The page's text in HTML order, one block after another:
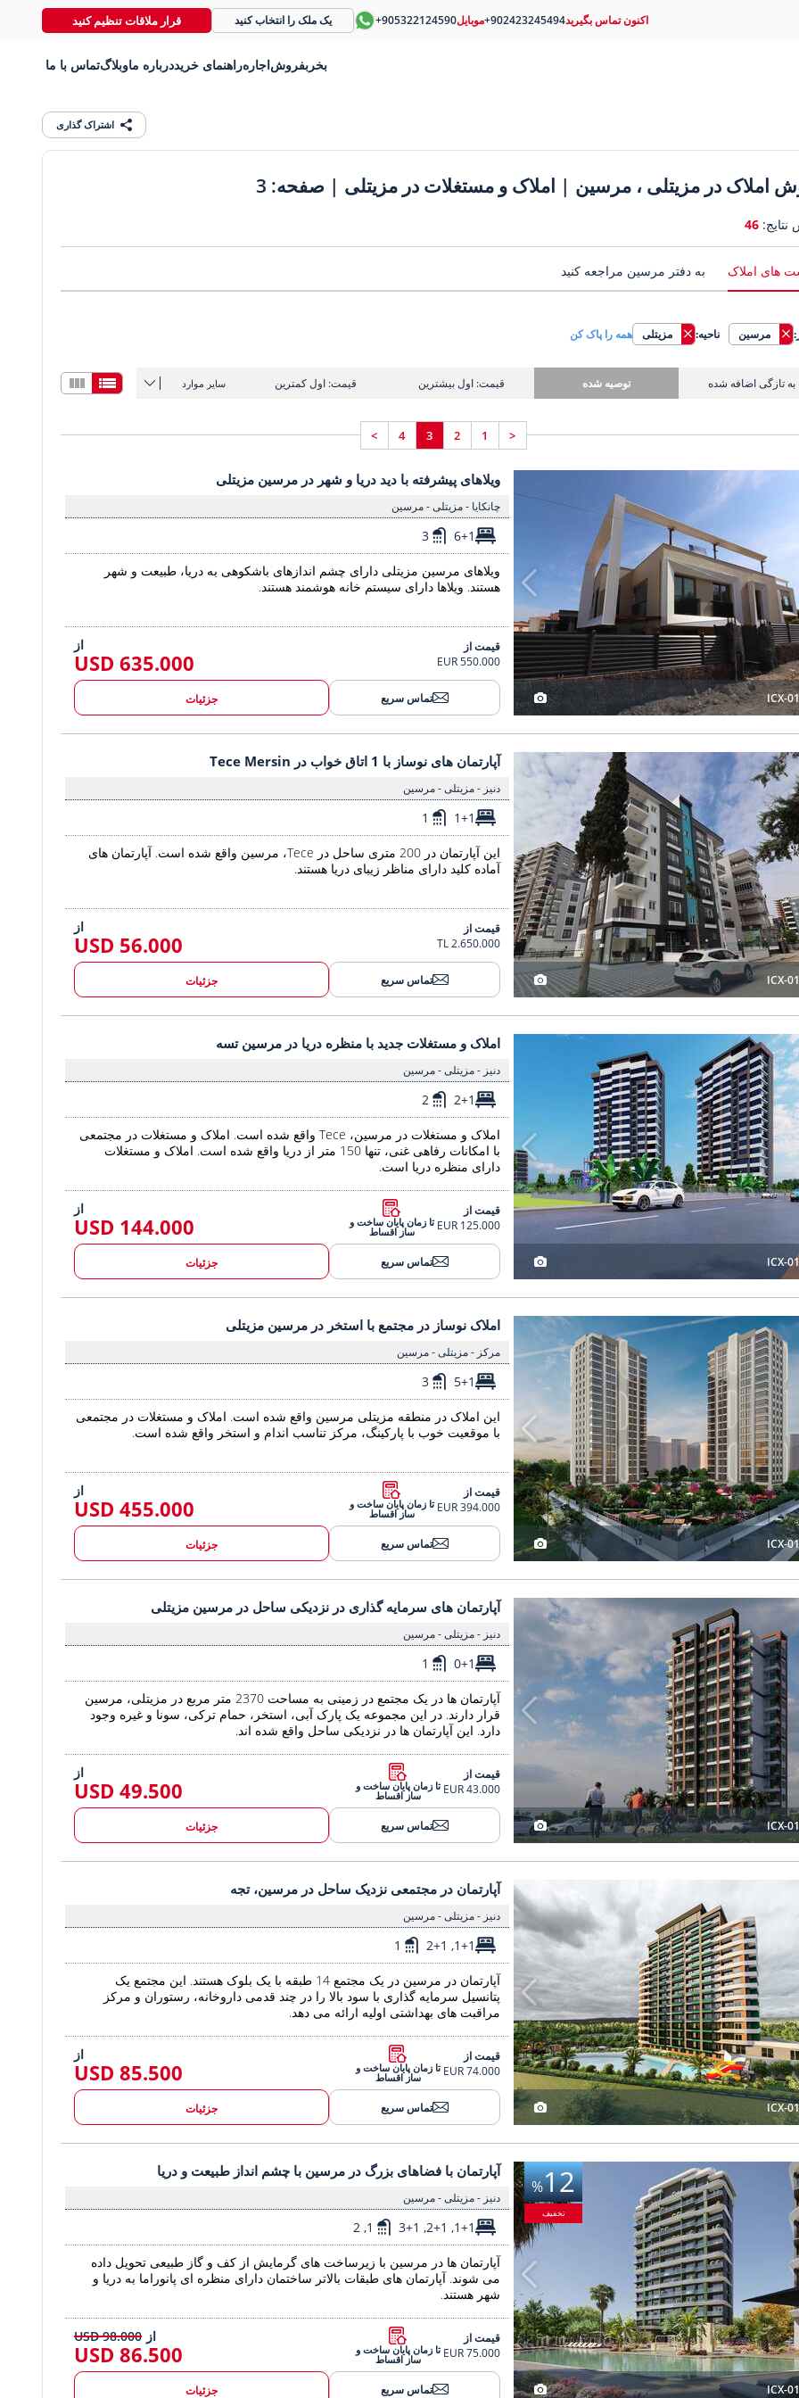
اشتراک گذاری
املاک در مزیتلی ، مرسین | املاک و مستغلات در مزیتلی | صفحه: 3
نتایج: 46
های املاک به دفتر مرسین مراجعه کنید
مرسین ناحیه: مزیتلی همه را پاک کن
به تازگی اضافه شده توصیه شده قیمت: اول بیشترین قیمت: اول کمترین سایر موارد
<
1
2
3
4
>
ویلاهای پیشرفته با دید دریا و شهر در مرسین مزیتلی 2
ICX-
ویلاهای پیشرفته با دید دریا و شهر در مرسین مزیتلی
چانکایا - مزیتلی - مرسین
6+1
3
ویلاهای مرسین مزیتلی دارای چشم اندازهای باشکوهی به دریا، طبیعت و شهر
هستند. ویلاها دارای سیستم خانه هوشمند هستند.
قیمت از
550.000 EUR
از
635.000 USD
تماس سریع جزئیات
آپارتمان های نوساز با 1 اتاق خواب در Tece Mersin 2 آپارتمان های نوساز با 1 اتاق خواب در Tece Mersin 3
ICX-
آپارتمان های نوساز با 1 اتاق خواب در Tece Mersin
دنیز - مزیتلی - مرسین
1+1
1
این آپارتمان در 200 متری ساحل در Tece، مرسین واقع شده است. آپارتمان های
آماده کلید دارای مناظر زیبای دریا هستند.
قیمت از
2.650.000 TL
از
56.000 USD
تماس سریع جزئیات
املاک و مستغلات جدید با منظره دریا در مرسین تسه 2 املاک و مستغلات جدید با منظره دریا در مرسین تسه 3
ICX-
املاک و مستغلات جدید با منظره دریا در مرسین تسه
دنیز - مزیتلی - مرسین
2+1
2
املاک و مستغلات در مرسین، Tece واقع شده است. املاک و مستغلات در مجتمعی
با امکانات رفاهی غنی، تنها 150 متر از دریا واقع شده است. املاک و مستغلات
دارای منظره دریا است.
قیمت از
125.000 EUR
تا زمان پایان ساخت و
ساز اقساط
از
144.000 USD
تماس سریع جزئیات
املاک نوساز در مجتمع با استخر در مرسین مزیتلی 2 املاک نوساز در مجتمع با استخر در مرسین مزیتلی 3
ICX-
املاک نوساز در مجتمع با استخر در مرسین مزیتلی
مرکز - مزیتلی - مرسین
5+1
3
این املاک در منطقه مزیتلی مرسین واقع شده است. املاک و مستغلات در مجتمعی
با موقعیت خوب با پارکینگ، مرکز تناسب اندام و استخر واقع شده است.
قیمت از
394.000 EUR
تا زمان پایان ساخت و
ساز اقساط
از
455.000 USD
تماس سریع جزئیات
آپارتمان های سرمایه گذاری در نزدیکی ساحل در آپارتمان های سرمایه گذاری در نزدیکی ساحل در مرسین مزیتلی 2 های سرمایه گذاری در نزدیکی ساحل در مرسین مزیتلی 3
ICX-
آپارتمان های سرمایه گذاری در نزدیکی ساحل در مرسین مزیتلی
دنیز - مزیتلی - مرسین
0+1
1
آپارتمان ها در یک مجتمع در زمینی به مساحت 2370 متر مربع در مزیتلی، مرسین
قرار دارند. در این مجموعه یک پارک آبی، استخر، حمام ترکی، سونا و غیره وجود
دارد. این آپارتمان ها در نزدیکی ساحل واقع شده اند.
قیمت از
43.000 EUR
تا زمان پایان ساخت و
ساز اقساط
از
49.500 USD
تماس سریع جزئیات
آپارتمان در مجتمعی نزدیک ساحل در مرسین، تجه 2
ICX-
آپارتمان در مجتمعی نزدیک ساحل در مرسین، تجه
دنیز - مزیتلی - مرسین
1+1, 2+1
1
آپارتمان در مرسین در یک مجتمع 14 طبقه با یک بلوک هستند. این مجتمع یک
پتانسیل سرمایه گذاری با سود بالا را در چند قدمی داروخانه، رستوران و مرکز
مراقبت های بهداشتی اولیه ارائه می دهد.
قیمت از
74.000 EUR
تا زمان پایان ساخت و
ساز اقساط
از
85.500 USD
تماس سریع جزئیات
آپارتمان با فضاهای بزرگ در مرسین با چشم انداز آپارتمان با فضاهای بزرگ در مرسین با چشم انداز طبیعت و دریا 2 با فضاهای بزرگ در مرسین با چشم انداز طبیعت و دریا 3
%12
تخفیف
ICX-
آپارتمان با فضاهای بزرگ در مرسین با چشم انداز طبیعت و دریا
دنیز - مزیتلی - مرسین
1+1, 2+1, 3+1
1, 2
آپارتمان ها در مرسین با زیرساخت های گرمایش از کف و گاز طبیعی تحویل داده
می شوند. آپارتمان های طبقات بالاتر ساختمان دارای منظره ای پانوراما به دریا و
شهر هستند.
قیمت از
75.000 EUR
تا زمان پایان ساخت و
ساز اقساط
از 98.000 USD
86.500 USD
تماس سریع جزئیات
اکنون تماس بگیرید+902423245494موبایل+905322124590 یک ملک را انتخاب کنید قرار ملاقات تنظیم کنید
بخر بفروشاجارهراهنمای خریددرباره ماوبلاگتماس با ما